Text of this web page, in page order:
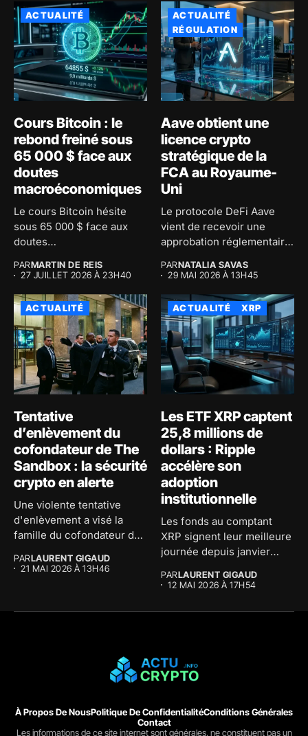
ACTUALITÉ
Cours Bitcoin : le
rebond freiné sous
65 000 $ face aux
doutes
macroéconomiques
Le cours Bitcoin hésite
sous 65 000 $ face aux
doutes
PARMARTIN DE REIS
27 JUILLET 2026 À 23H40
ACTUALITÉ
RÉGULATION
Aave obtient une
licence crypto
stratégique de la
FCA au Royaume-
Uni
Le protocole DeFi Aave
vient de recevoir une
approbation réglementaire
PARNATALIA SAVAS
29 MAI 2026 À 13H45
ACTUALITÉ
Tentative
d’enlèvement du
cofondateur de The
Sandbox : la sécurité
crypto en alerte
Une violente tentative
d'enlèvement a visé la
famille du cofondateur de
PARLAURENT GIGAUD
21 MAI 2026 À 13H46
ACTUALITÉ XRP
Les ETF XRP captent
25,8 millions de
dollars : Ripple
accélère son
adoption
institutionnelle
Les fonds au comptant
XRP signent leur meilleure
journée depuis janvier
PARLAURENT GIGAUD
12 MAI 2026 À 17H54
À Propos De NousPolitique De ConfidentialitéConditions Générales
Contact
Les informations de ce site internet sont générales, ne constituent pas un